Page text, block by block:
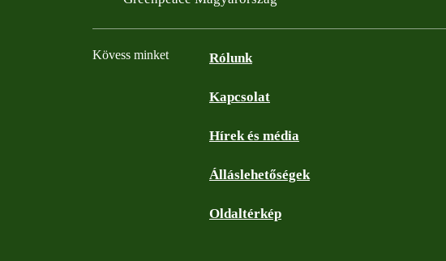
Kövess minket Rólunk
Kapcsolat
Hírek és média
Álláslehetőségek
Oldaltérkép